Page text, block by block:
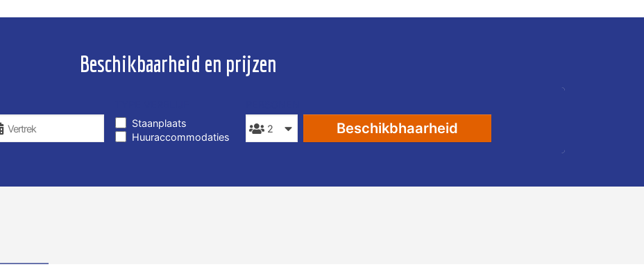
Beschikbaarheid en prijzen
Staanplaats
Huuraccommodaties
Beschikbhaarheid